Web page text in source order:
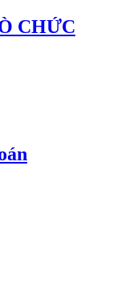
CHỨC